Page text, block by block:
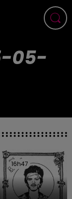
05-
16h47
16h47